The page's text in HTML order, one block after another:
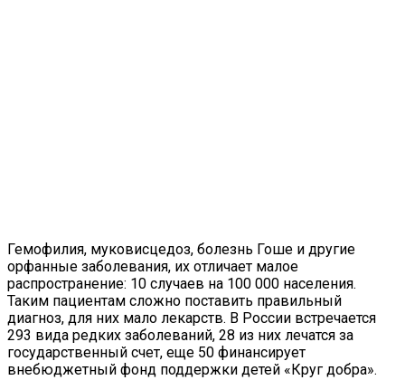
Гемофилия, муковисцедоз, болезнь Гоше и другие
орфанные заболевания, их отличает малое
распространение: 10 случаев на 100 000 населения.
Таким пациентам сложно поставить правильный
диагноз, для них мало лекарств. В России встречается
293 вида редких заболеваний, 28 из них лечатся за
государственный счет, еще 50 финансирует
внебюджетный фонд поддержки детей «Круг добра».